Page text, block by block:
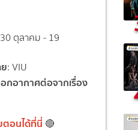
ตุลาคม - 19
: VIU
กอากาศต่อจากเรื่อง
ตอนได้ที่นี่ 🔴